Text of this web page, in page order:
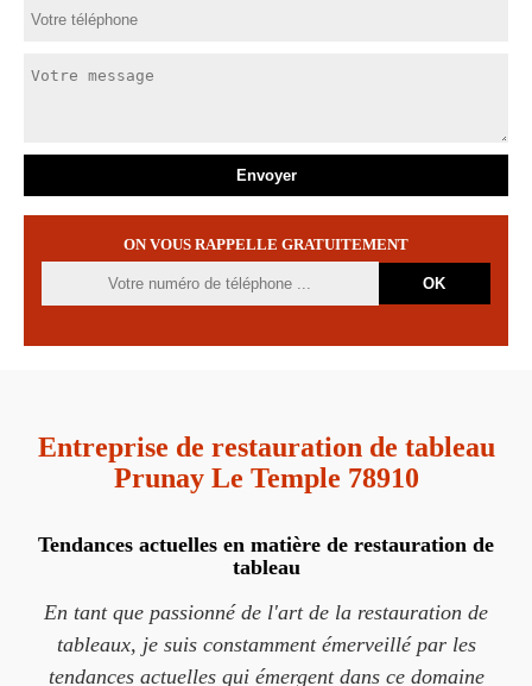
ON VOUS RAPPELLE GRATUITEMENT
Entreprise de restauration de tableau
Prunay Le Temple 78910
Tendances actuelles en matière de restauration de
tableau
En tant que passionné de l'art de la restauration de
tableaux, je suis constamment émerveillé par les
tendances actuelles qui émergent dans ce domaine